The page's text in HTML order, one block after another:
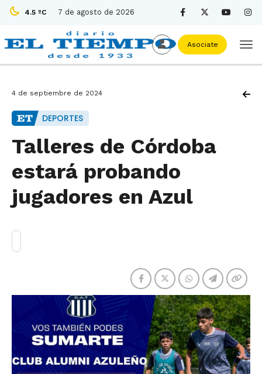
4.5 ºC 7 de agosto de 2026
Asociate
4 de septiembre de 2024
DEPORTES
Talleres de Córdoba
estará probando
jugadores en Azul